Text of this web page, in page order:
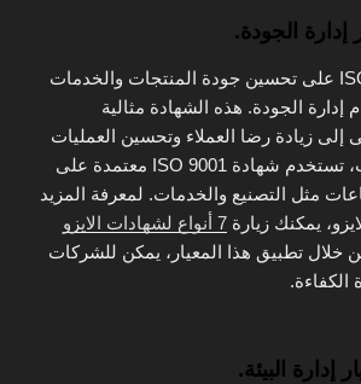
تركز شهادة ISO 9001 على تحسين جودة المنتجات والخدمات
الجودة. هذه الشهادة مثالية
زيادة رضا العملاء وتحسين العمليات
الداخلية. في الكويت، تستخدم شهادة ISO 9001 معتمدة على
مثل التصنيع والخدمات. لمعرفة المزيد
يمكنك زيارة
7 أنواع لشهادات الايزو
خلال تطبيق هذا المعيار، يمكن للشركات
الكفاءة.